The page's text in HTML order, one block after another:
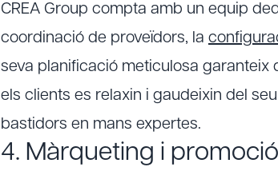
CREA Group compta amb un equip
coordinació de proveïdors, la
seva planificació meticulosa garanteix
els clients es relaxin i gaudeixin del
bastidors en mans expertes.
4. Màrqueting i promoció